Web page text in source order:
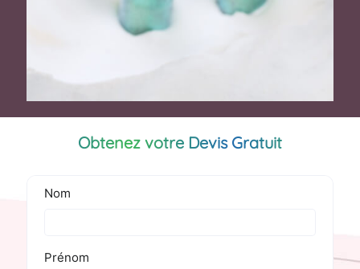
Obtenez votre Devis Gratuit